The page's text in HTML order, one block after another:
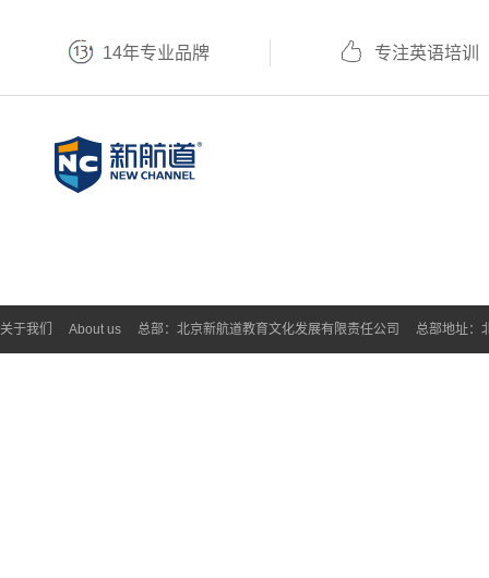
14年专业品牌 专注英语培训
关于我们 About us 总部：北京新航道教育文化发展有限责任公司 总部地址：